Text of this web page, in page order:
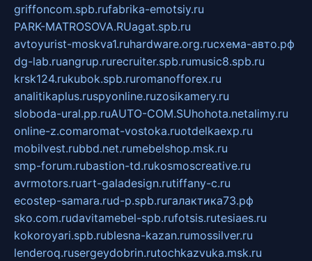
griffoncom.spb.rufabrika-emotsiy.ru
PARK-MATROSOVA.RUagat.spb.ru
avtoyurist-moskva1.ruhardware.org.ruсхема-авто.рф
dg-lab.ruangrup.rurecruiter.spb.rumusic8.spb.ru
krsk124.rukubok.spb.ruromanofforex.ru
analitikaplus.ruspyonline.ruzosikamery.ru
sloboda-ural.pp.ruAUTO-COM.SUhohota.netalimy.ru
online-z.comaromat-vostoka.ruotdelkaexp.ru
mobilvest.rubbd.net.rumebelshop.msk.ru
smp-forum.rubastion-td.rukosmoscreative.ru
avrmotors.ruart-galadesign.rutiffany-c.ru
ecostep-samara.rud-p.spb.ruгалактика73.рф
sko.com.rudavitamebel-spb.rufotsis.rutesiaes.ru
kokoroyari.spb.rublesna-kazan.rumossilver.ru
lenderoq.rusergeydobrin.rutochkazvuka.msk.ru